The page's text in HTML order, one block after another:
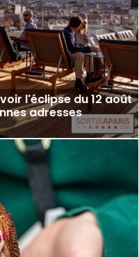
l'éclipse du 12 août
adresses